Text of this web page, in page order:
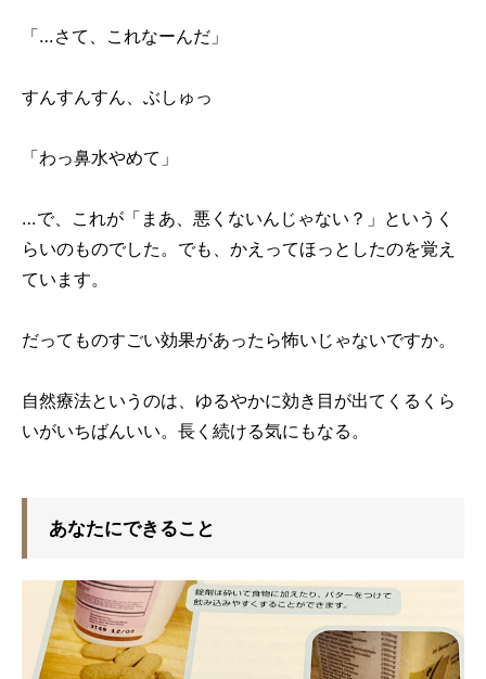
「…さて、これなーんだ」
すんすんすん、ぶしゅっ
「わっ鼻水やめて」
…で、これが「まあ、悪くないんじゃない？」というく
らいのものでした。でも、かえってほっとしたのを覚え
ています。
だってものすごい効果があったら怖いじゃないですか。
自然療法というのは、ゆるやかに効き目が出てくるくら
いがいちばんいい。長く続ける気にもなる。
あなたにできること